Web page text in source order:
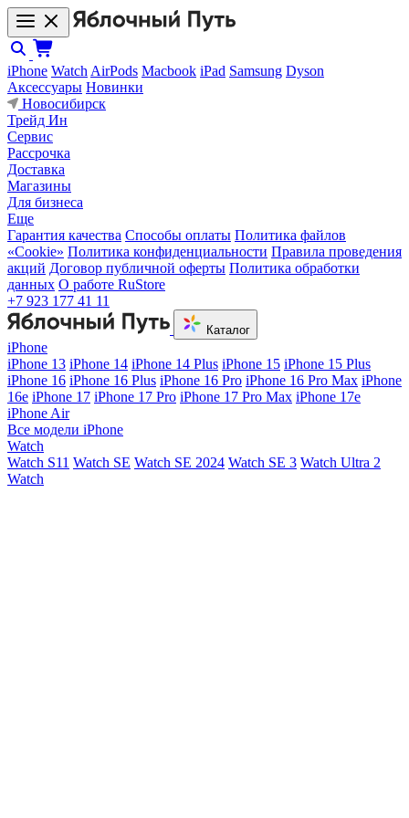
iPhone Watch AirPods Macbook iPad Samsung Dyson
Аксессуары Новинки
Новосибирск
Трейд Ин
Сервис
Рассрочка
Доставка
Магазины
Для бизнеса
Еще
Гарантия качества Способы оплаты Политика файлов
«Cookie» Политика конфиденциальности Правила проведения
акций Договор публичной оферты Политика обработки
данных О работе RuStore
+7 923 177 41 11
Каталог
iPhone
iPhone 13 iPhone 14 iPhone 14 Plus iPhone 15 iPhone 15 Plus
iPhone 16 iPhone 16 Plus iPhone 16 Pro iPhone 16 Pro Max iPhone
16e iPhone 17 iPhone 17 Pro iPhone 17 Pro Max iPhone 17e
iPhone Air
Все модели iPhone
Watch
Watch S11 Watch SE Watch SE 2024 Watch SE 3 Watch Ultra 2
Watch